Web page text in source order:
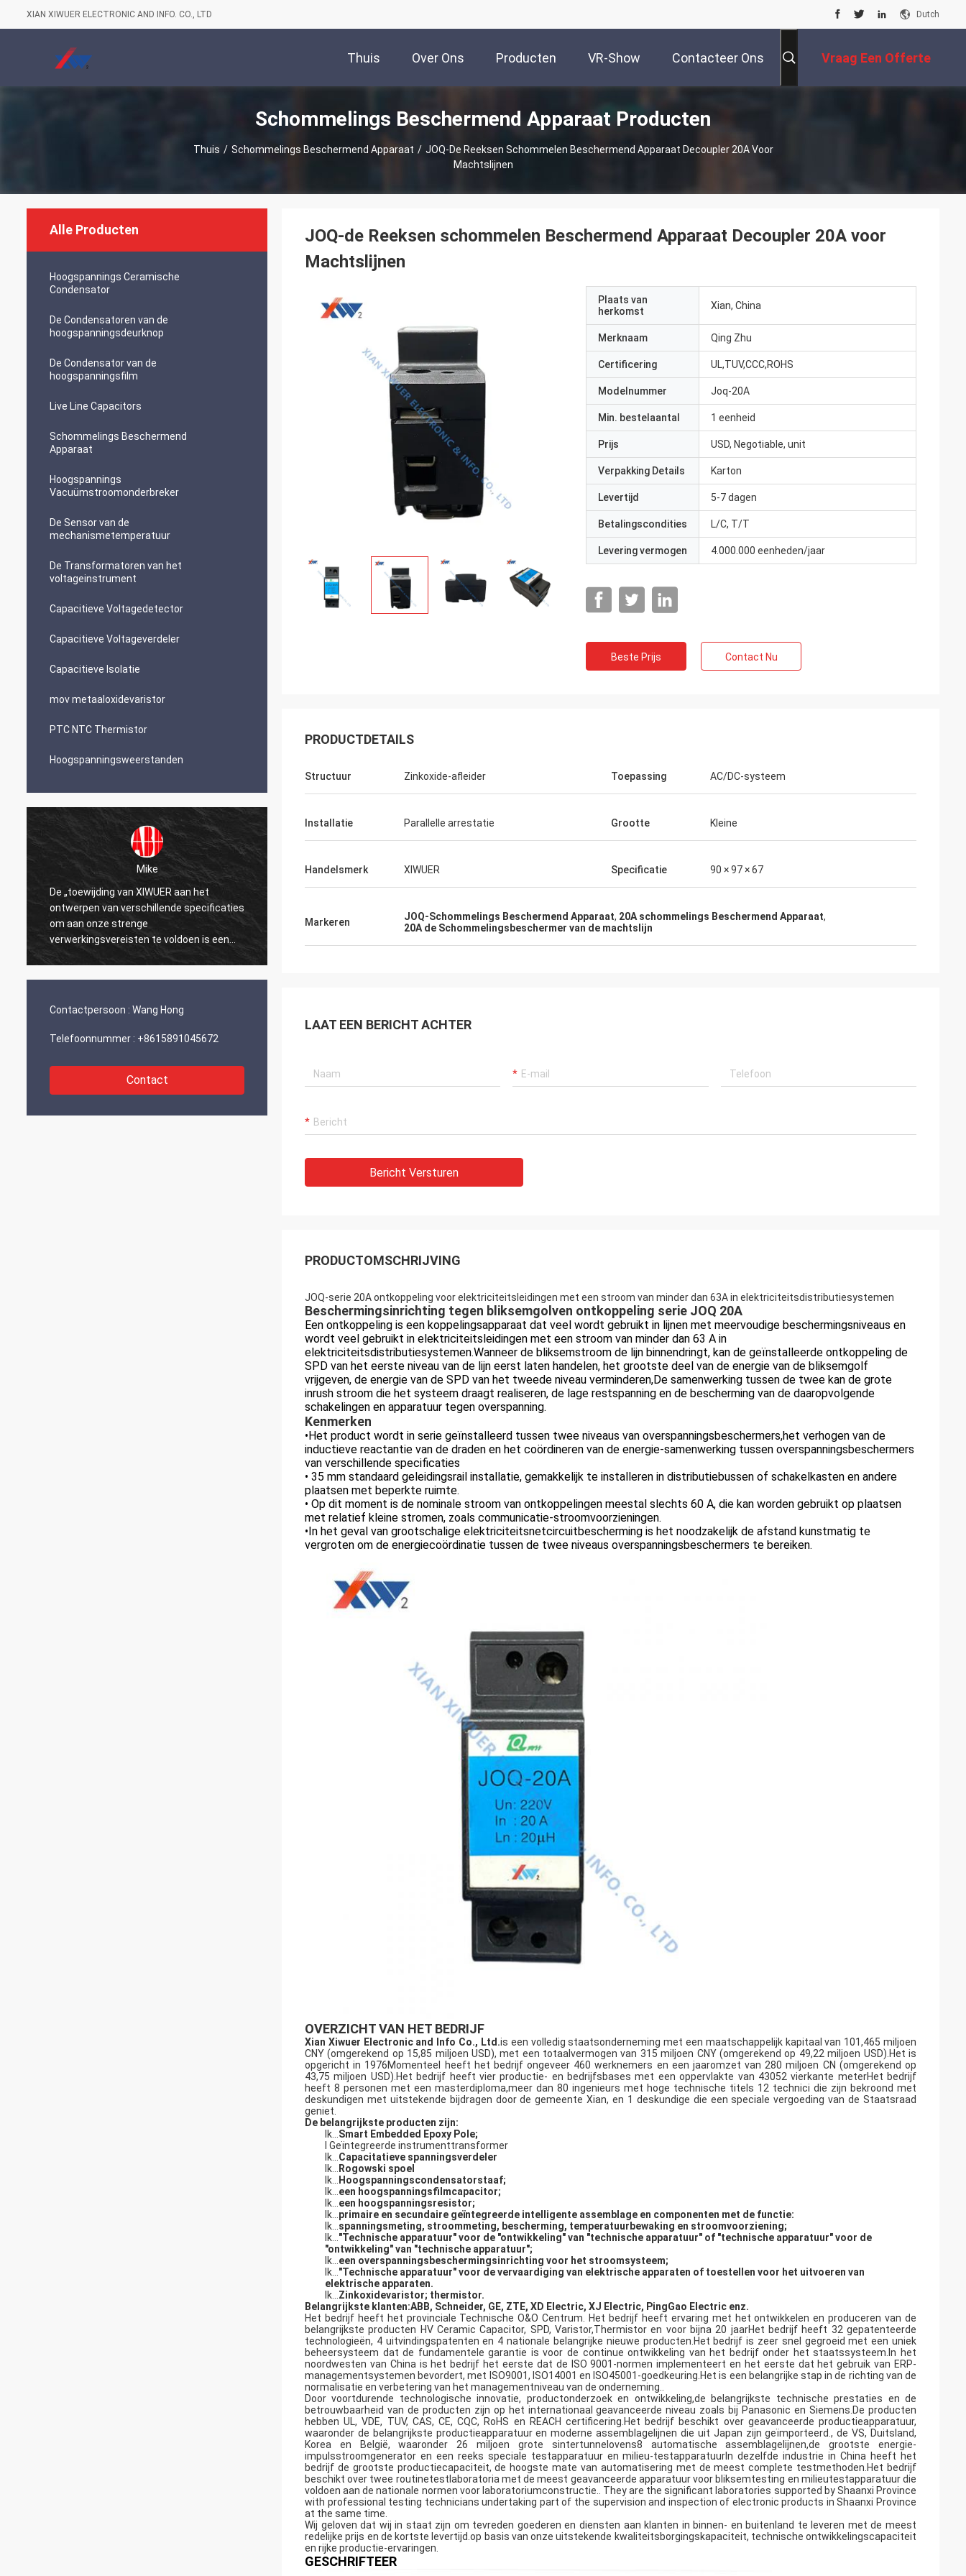
XIAN XIWUER ELECTRONIC AND INFO. CO., LTD Dutch
Thuis Over Ons Producten VR-Show Contacteer Ons Vraag Een Offerte
Schommelings Beschermend Apparaat Producten
Thuis / Schommelings Beschermend Apparaat / JOQ-De Reeksen Schommelen Beschermend Apparaat Decoupler 20A Voor
Machtslijnen
Alle Producten
Hoogspannings Ceramische
Condensator
De Condensatoren van de
hoogspanningsdeurknop
De Condensator van de
hoogspanningsfilm
Live Line Capacitors
Schommelings Beschermend
Apparaat
Hoogspannings
Vacuümstroomonderbreker
De Sensor van de
mechanismetemperatuur
De Transformatoren van het
voltageinstrument
Capacitieve Voltagedetector
Capacitieve Voltageverdeler
Capacitieve Isolatie
mov metaaloxidevaristor
PTC NTC Thermistor
Hoogspanningsweerstanden
Mike
De „toewijding van XIWUER aan het
ontwerpen van verschillende specificaties
om aan onze strenge
verwerkingsvereisten te voldoen is een
testament aan onze jaren van onderzoek
„XIWUER heeft indrukwekkende
demonstreert goede prototyping
Richard
„XIWUER is zeer innovatief. Zij hebben de
die vooruitzien in de toekomst in verband
Contactpersoon : Wang Hong
Telefoonnummer : +8615891045672
Contact
JOQ-de Reeksen schommelen Beschermend Apparaat Decoupler 20A voor
Machtslijnen
Plaats van
herkomst
Xian, China
Merknaam Qing Zhu
Certificering UL,TUV,CCC,ROHS
Modelnummer Joq-20A
Min. bestelaantal 1 eenheid
Prijs USD, Negotiable, unit
Verpakking Details Karton
Levertijd 5-7 dagen
Betalingscondities L/C, T/T
Levering vermogen 4.000.000 eenheden/jaar
Beste Prijs Contact Nu
PRODUCTDETAILS
Structuur Zinkoxide-afleider Toepassing AC/DC-systeem
Installatie Parallelle arrestatie Grootte Kleine
Handelsmerk XIWUER Specificatie 90 × 97 × 67
Markeren JOQ-Schommelings Beschermend Apparaat, 20A schommelings Beschermend Apparaat,
20A de Schommelingsbeschermer van de machtslijn
LAAT EEN BERICHT ACHTER
Bericht Versturen
PRODUCTOMSCHRIJVING
JOQ-serie 20A ontkoppeling voor elektriciteitsleidingen met een stroom van minder dan 63A in elektriciteitsdistributiesystemen
Beschermingsinrichting tegen bliksemgolven ontkoppeling serie JOQ 20A
Een ontkoppeling is een koppelingsapparaat dat veel wordt gebruikt in lijnen met meervoudige beschermingsniveaus en
wordt veel gebruikt in elektriciteitsleidingen met een stroom van minder dan 63 A in
elektriciteitsdistributiesystemen.Wanneer de bliksemstroom de lijn binnendringt, kan de geïnstalleerde ontkoppeling de
SPD van het eerste niveau van de lijn eerst laten handelen, het grootste deel van de energie van de bliksemgolf
vrijgeven, de energie van de SPD van het tweede niveau verminderen,De samenwerking tussen de twee kan de grote
inrush stroom die het systeem draagt realiseren, de lage restspanning en de bescherming van de daaropvolgende
schakelingen en apparatuur tegen overspanning.
Kenmerken
•Het product wordt in serie geïnstalleerd tussen twee niveaus van overspanningsbeschermers,het verhogen van de
inductieve reactantie van de draden en het coördineren van de energie-samenwerking tussen overspanningsbeschermers
van verschillende specificaties
• 35 mm standaard geleidingsrail installatie, gemakkelijk te installeren in distributiebussen of schakelkasten en andere
plaatsen met beperkte ruimte.
• Op dit moment is de nominale stroom van ontkoppelingen meestal slechts 60 A, die kan worden gebruikt op plaatsen
met relatief kleine stromen, zoals communicatie-stroomvoorzieningen.
•In het geval van grootschalige elektriciteitsnetcircuitbescherming is het noodzakelijk de afstand kunstmatig te
vergroten om de energiecoördinatie tussen de twee niveaus overspanningsbeschermers te bereiken.
OVERZICHT VAN HET BEDRIJF
Xian Xiwuer Electronic and Info Co., Ltd.is een volledig staatsonderneming met een maatschappelijk kapitaal van 101,465 miljoen
CNY (omgerekend op 15,85 miljoen USD), met een totaalvermogen van 315 miljoen CNY (omgerekend op 49,22 miljoen USD).Het is
opgericht in 1976Momenteel heeft het bedrijf ongeveer 460 werknemers en een jaaromzet van 280 miljoen CN (omgerekend op
43,75 miljoen USD).Het bedrijf heeft vier productie- en bedrijfsbases met een oppervlakte van 43052 vierkante meterHet bedrijf
heeft 8 personen met een masterdiploma,meer dan 80 ingenieurs met hoge technische titels 12 technici die zijn bekroond met
deskundigen met uitstekende bijdragen door de gemeente Xian, en 1 deskundige die een speciale vergoeding van de Staatsraad
geniet.
De belangrijkste producten zijn:
Ik... Smart Embedded Epoxy Pole;
l Geïntegreerde instrumenttransformer
Ik... Capacitatieve spanningsverdeler
Ik...
Rogowski spoel
Ik...
Hoogspanningscondensatorstaaf;
Ik... een hoogspanningsfilmcapacitor;
Ik... een hoogspanningsresistor;
Ik... primaire en secundaire geïntegreerde intelligente assemblage en componenten met de functie:
Ik... spanningsmeting, stroommeting, bescherming, temperatuurbewaking en stroomvoorziening;
Ik... "Technische apparatuur" voor de "ontwikkeling" van "technische apparatuur" of "technische apparatuur" voor de
"ontwikkeling" van "technische apparatuur";
Ik... een overspanningsbeschermingsinrichting voor het stroomsysteem;
Ik... "Technische apparatuur" voor de vervaardiging van elektrische apparaten of toestellen voor het uitvoeren van
elektrische apparaten.
Ik... Zinkoxidevaristor; thermistor.
Belangrijkste klanten:ABB, Schneider, GE, ZTE, XD Electric, XJ Electric, PingGao Electric enz.
Het bedrijf heeft het provinciale Technische O&O Centrum. Het bedrijf heeft ervaring met het ontwikkelen en produceren van de
belangrijkste producten HV Ceramic Capacitor, SPD, Varistor,Thermistor en voor bijna 20 jaarHet bedrijf heeft 32 gepatenteerde
technologieën, 4 uitvindingspatenten en 4 nationale belangrijke nieuwe producten.Het bedrijf is zeer snel gegroeid met een uniek
beheersysteem dat de fundamentele garantie is voor de continue ontwikkeling van het bedrijf onder het staatssysteem.In het
noordwesten van China is het bedrijf het eerste dat de ISO 9001-normen implementeert en het eerste dat het gebruik van ERP-
managementsystemen bevordert, met ISO9001, ISO14001 en ISO45001-goedkeuring.Het is een belangrijke stap in de richting van de
normalisatie en verbetering van het managementniveau van de onderneming..
Door voortdurende technologische innovatie, productonderzoek en ontwikkeling,de belangrijkste technische prestaties en de
betrouwbaarheid van de producten zijn op het internationaal geavanceerde niveau zoals bij Panasonic en Siemens.De producten
hebben UL, VDE, TUV, CAS, CE, CQC, RoHS en REACH certificering.Het bedrijf beschikt over geavanceerde productieapparatuur,
waaronder de belangrijkste productieapparatuur en moderne assemblagelijnen die uit Japan zijn geïmporteerd., de VS, Duitsland,
Korea en België, waaronder 26 miljoen grote sintertunnelovens8 automatische assemblagelijnen,de grootste energie-
impulsstroomgenerator en een reeks speciale testapparatuur en milieu-testapparatuurIn dezelfde industrie in China heeft het
bedrijf de grootste productiecapaciteit, de hoogste mate van automatisering met de meest complete testmethoden.Het bedrijf
beschikt over twee routinetestlaboratoria met de meest geavanceerde apparatuur voor bliksemtesting en milieutestapparatuur die
voldoen aan de nationale normen voor laboratoriumconstructie.. They are the significant laboratories supported by Shaanxi Province
with professional testing technicians undertaking part of the supervision and inspection of electronic products in Shaanxi Province
at the same time.
Wij geloven dat wij in staat zijn om tevreden goederen en diensten aan klanten in binnen- en buitenland te leveren met de meest
redelijke prijs en de kortste levertijd.op basis van onze uitstekende kwaliteitsborgingskapaciteit, technische ontwikkelingscapaciteit
en rijke productie-ervaringen.
GESCHRIFTEER